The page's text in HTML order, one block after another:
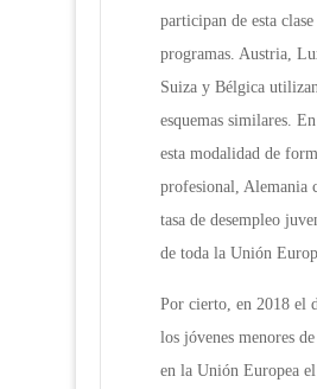
participan de esta clase
programas. Austria,
Suiza y Bélgica
esquemas similares.
esta modalidad de
profesional, Alemania
tasa de desempleo
de toda la Unión
Por cierto, en 2018 el
los jóvenes menores
en la Unión Europea